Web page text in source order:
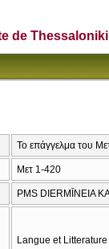
de Thessaloniki
Το επάγγελμα του
Μετ 1-420
PMS DIERMĪNEIA
Langue et